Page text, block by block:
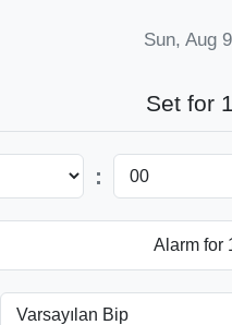
Sun, Aug
Set for
: